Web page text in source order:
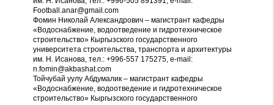
Football.anar@gmail.com
Фомин Николай Александрович – магистрант кафедры
«Водоснабжение, водоотведение и гидротехническое
строительство» Кыргызского государственного
университета строительства, транспорта и архитектуры
им. Н. Исанова, тел.: +996-557 175275, e-mail:
n.fomin@akbashat.com
Тойчубай уулу Абдумалик – магистрант кафедры
«Водоснабжение, водоотведение и гидротехническое
строительство» Кыргызского государственного